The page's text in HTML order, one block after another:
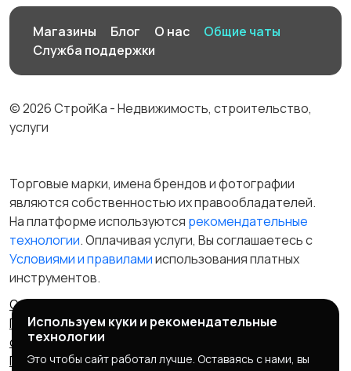
Магазины Блог О нас
Общие чаты
Служба поддержки
© 2026 СтройКа - Недвижимость, строительство,
услуги
Торговые марки, имена брендов и фотографии
являются собственностью их правообладателей.
На платформе используются рекомендательные
технологии. Оплачивая услуги, Вы соглашаетесь c
Условиями и правиламииспользования платных
инструментов.
Отказ от ответственности
Правила сервиса
Политика конфиденциальности
Пользовательское
соглашение
Запрещенные товары/услуги
Правообладателям
Партнерская программа
Используем куки и рекомендательные
технологии
Это чтобы сайт работал лучше. Оставаясь с нами, вы